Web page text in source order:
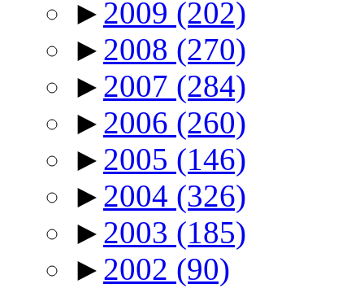
► 2009 (202)
► 2008 (270)
► 2007 (284)
► 2006 (260)
► 2005 (146)
► 2004 (326)
► 2003 (185)
► 2002 (90)